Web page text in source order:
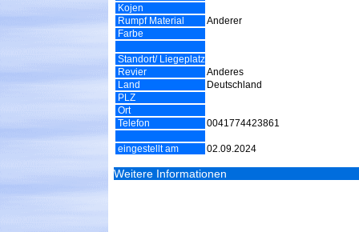
Kojen
Rumpf Material
Anderer
Farbe
Standort/ Liegeplatz
Revier
Anderes
Land
Deutschland
PLZ
Ort
Telefon
0041774423861
eingestellt am 02.09.2024
Weitere Informationen